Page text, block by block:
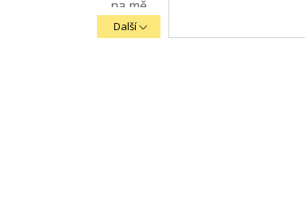
Další